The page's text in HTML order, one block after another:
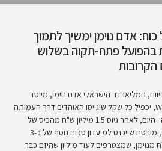
אדם נוימן ימשיך לתמוך
בהפועל פתח-תקוה בשלוש
הקרובות
המליארדר הישראלי אדם נוימן, מייסד
WEWORK, יכפיל כל שקל שיגייסו האוהדים דרך העמותה
"הכחולה". היום, לאחר גיוס 1.5 מיליון ש"ח מהכיס של
האוהדים, מובטח שייכנס למועדון סכום נוסף של כ-3
מנוימן, שמצטרפים לעוד מיליון שהיזם כבר